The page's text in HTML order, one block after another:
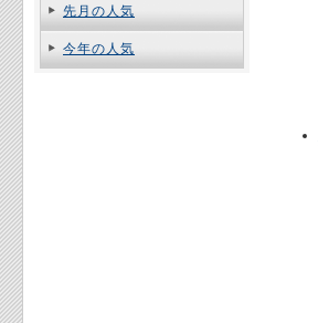
先月の人気
今年の人気